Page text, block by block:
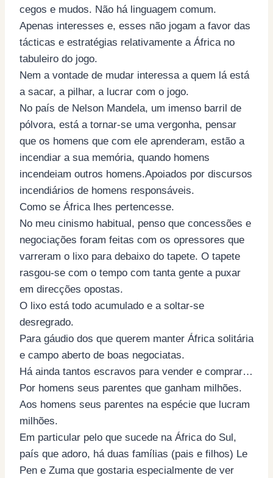
cegos e mudos. Não há linguagem comum.
Apenas interesses e, esses não jogam a favor das
tácticas e estratégias relativamente a África no
tabuleiro do jogo.
Nem a vontade de mudar interessa a quem lá está
a sacar, a pilhar, a lucrar com o jogo.
No país de Nelson Mandela, um imenso barril de
pólvora, está a tornar-se uma vergonha, pensar
que os homens que com ele aprenderam, estão a
incendiar a sua memória, quando homens
incendeiam outros homens.Apoiados por discursos
incendiários de homens responsáveis.
Como se África lhes pertencesse.
No meu cinismo habitual, penso que concessões e
negociações foram feitas com os opressores que
varreram o lixo para debaixo do tapete. O tapete
rasgou-se com o tempo com tanta gente a puxar
em direcções opostas.
O lixo está todo acumulado e a soltar-se
desregrado.
Para gáudio dos que querem manter África solitária
e campo aberto de boas negociatas.
Há ainda tantos escravos para vender e comprar…
Por homens seus parentes que ganham milhões.
Aos homens seus parentes na espécie que lucram
milhões.
Em particular pelo que sucede na África do Sul,
país que adoro, há duas famílias (pais e filhos) Le
Pen e Zuma que gostaria especialmente de ver